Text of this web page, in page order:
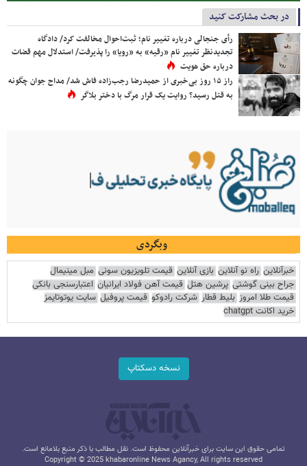
در بحث مشارکت کنید
رأی جنجالی درباره تغییر نام؛ ثبت‌احوال مخالفت کرد/ دادگاه
تجدیدنظر تغییر نام «رقیه» به «رویا» را پذیرفت/ استدلال مهم قضات
درباره حق هویت
راز ۱۵ روز بی‌خبری از حمیدرضا رجب‌زاده فاش شد/ مداح جوان چگونه
به قتل رسید؟ روایت یک قرار مرگ با دختر بلاگر
وبگردی
خبرآنلاین راه نو آنلاین بازی آنلاین قیمت تلویزیون سونی مبل مینیمال
جراح بینی گوشتی پرشین هتل قیمت آهن فولاد ایرانیان اعتبارسنجی بانکی
قیمت طلا امروز بلیط قطار شرکت رادوکو قیمت پروفیل سایت یوتوتایمز
خرید اکانت chatgpt
نسخه دسکتاپ
تمامی حقوق این سایت برای خبرآنلاین محفوظ است. نقل مطالب با ذکر منبع بلامانع است.
Copyright © 2025 khabaronline News Agancy, All rights reserved